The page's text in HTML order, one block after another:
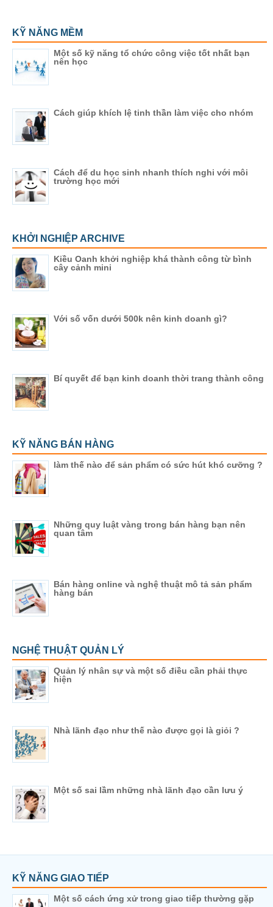
KỸ NĂNG MỀM
Một số kỹ năng tổ chức công việc tốt nhất bạn
nên học
Cách giúp khích lệ tinh thần làm việc cho nhóm
Cách để du học sinh nhanh thích nghi với môi
trường học mới
KHỞI NGHIỆP ARCHIVE
Kiều Oanh khởi nghiệp khá thành công từ bình
cây cảnh mini
Với số vốn dưới 500k nên kinh doanh gì?
Bí quyết để bạn kinh doanh thời trang thành công
KỸ NĂNG BÁN HÀNG
làm thế nào để sản phẩm có sức hút khó cưỡng ?
Những quy luật vàng trong bán hàng bạn nên
quan tâm
Bán hàng online và nghệ thuật mô tả sản phẩm
hàng bán
NGHỆ THUẬT QUẢN LÝ
Quản lý nhân sự và một số điều cần phải thực
hiện
Nhà lãnh đạo như thế nào được gọi là giỏi ?
Một số sai lầm những nhà lãnh đạo cần lưu ý
KỸ NĂNG GIAO TIẾP
Một số cách ứng xử trong giao tiếp thường gặp